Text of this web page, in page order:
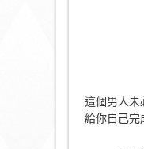
這個男人未
給你自己完